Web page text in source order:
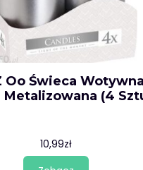
Oo Świeca
Metalizowana (4
10,99zł